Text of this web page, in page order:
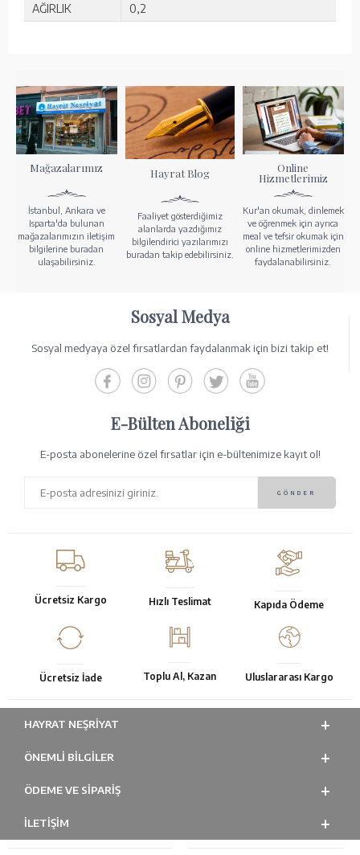
AĞIRLIK
0,2
Mağazalarımız
İstanbul, Ankara ve
Isparta'da bulunan
mağazalarımızın iletişim
bilgilerine buradan
ulaşabilirsiniz.
Hayrat Blog
Faaliyet gösterdiğimiz
alanlarda yazdığımız
bilgilendirici yazılarımızı
buradan takip edebilirsiniz.
Online
Hizmetlerimiz
Kur'an okumak, dinlemek
ve öğrenmek için ayrıca
meal ve tefsir okumak için
online hizmetlerimizden
faydalanabilirsiniz.
Sosyal Medya
Sosyal medyaya özel fırsatlardan faydalanmak için bizi takip et!
E-Bülten Aboneliği
E-posta abonelerine özel fırsatlar için e-bültenimize kayıt ol!
Ücretsiz Kargo Hızlı Teslimat Kapıda Ödeme
Ücretsiz İade Toplu Al, Kazan Uluslararası Kargo
HAYRAT NEŞRIYAT
ÖNEMLI BILGILER
ÖDEME VE SİPARİŞ
İLETİŞİM